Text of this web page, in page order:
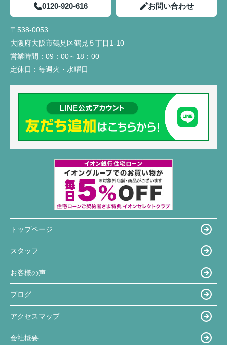
0120-920-616 お問い合わせ
〒538-0053
大阪府大阪市鶴見区鶴見５丁目1-10
営業時間： 09：00～18：00
定休日： 毎週火・水曜日
トップページ
スタッフ
お客様の声
ブログ
アクセスマップ
会社概要